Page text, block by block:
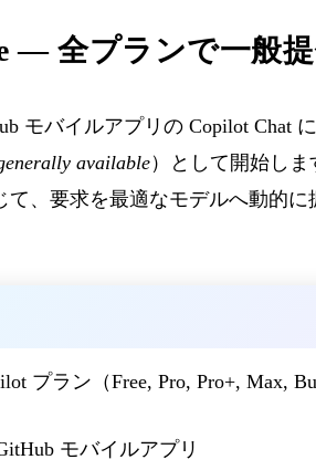
— 全プランで一般
モバイルアプリの Copilot Chat
available）として開始し
、要求を最適なモデルへ動的
プラン（Free, Pro, Pro+, Max,
モバイルアプリ